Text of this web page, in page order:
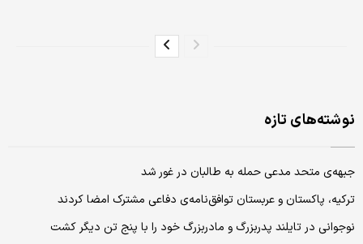
نوشته‌های تازه
جبهه‌ی متحد مدعی حمله به طالبان در غور شد
ترکیه، پاکستان و عربستان توافق‌نامه‌ی دفاعی مشترک امضا کردند
نوجوانی در تایلند پدربزرگ و مادربزرگ خود را با پنج تن دیگر کشت